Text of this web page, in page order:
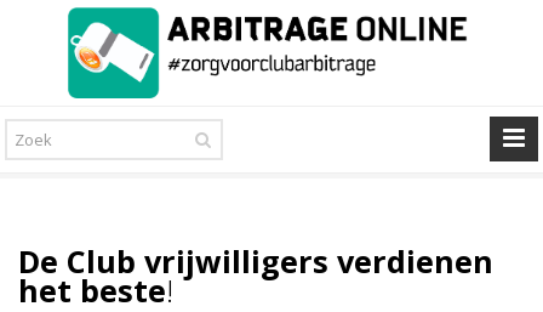
De Club vrijwilligers verdienen
het beste!